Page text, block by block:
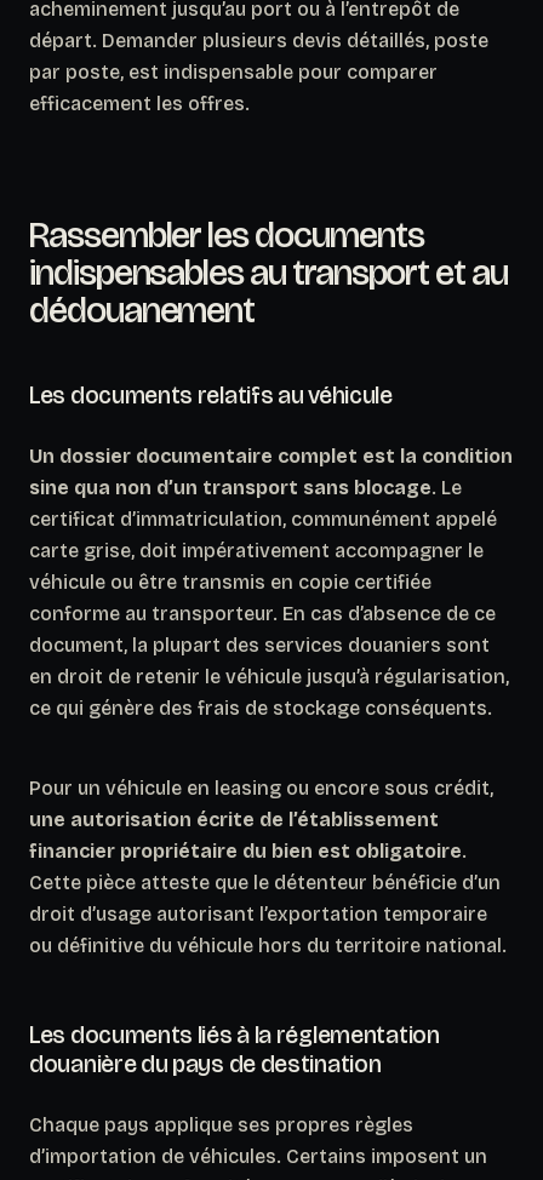
acheminement jusqu’au port ou à l’entrepôt de
départ. Demander plusieurs devis détaillés, poste
par poste, est indispensable pour comparer
efficacement les offres.
Rassembler les documents
indispensables au transport et au
dédouanement
Les documents relatifs au véhicule
Un dossier documentaire complet est la condition
sine qua non d’un transport sans blocage. Le
certificat d’immatriculation, communément appelé
carte grise, doit impérativement accompagner le
véhicule ou être transmis en copie certifiée
conforme au transporteur. En cas d’absence de ce
document, la plupart des services douaniers sont
en droit de retenir le véhicule jusqu’à régularisation,
ce qui génère des frais de stockage conséquents.
Pour un véhicule en leasing ou encore sous crédit,
une autorisation écrite de l’établissement
financier propriétaire du bien est obligatoire.
Cette pièce atteste que le détenteur bénéficie d’un
droit d’usage autorisant l’exportation temporaire
ou définitive du véhicule hors du territoire national.
Les documents liés à la réglementation
douanière du pays de destination
Chaque pays applique ses propres règles
d’importation de véhicules. Certains imposent un